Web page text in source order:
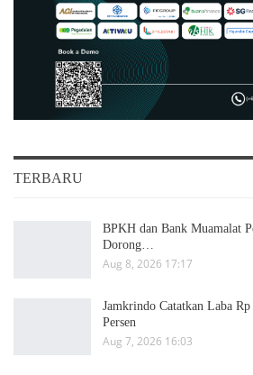
TERBARU
BPKH dan Bank Muamalat
Dorong…
Aug 8, 2026 17:17
Jamkrindo Catatkan Laba
Persen
Aug 7, 2026 16:03